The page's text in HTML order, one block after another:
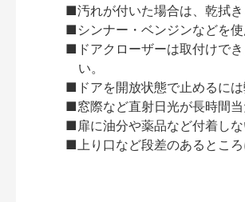
■汚れが付いた場合は、乾拭き
■シンナー・ベンジンなどを
■ドアクローザーは取付けで
い。
■ドアを開放状態で止めるに
■窓際など直射日光が長時間
■扉に油分や薬品など付着しな
■上り口など段差のあるとこ